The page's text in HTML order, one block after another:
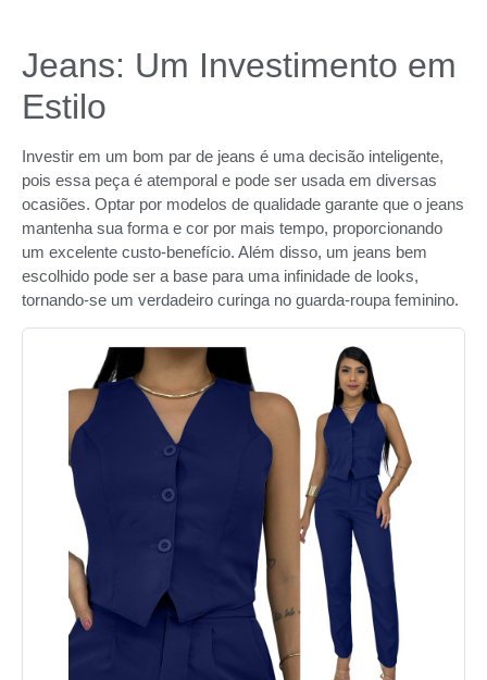
Jeans: Um Investimento em
Estilo
Investir em um bom par de jeans é uma decisão inteligente,
pois essa peça é atemporal e pode ser usada em diversas
ocasiões. Optar por modelos de qualidade garante que o jeans
mantenha sua forma e cor por mais tempo, proporcionando
um excelente custo-benefício. Além disso, um jeans bem
escolhido pode ser a base para uma infinidade de looks,
tornando-se um verdadeiro curinga no guarda-roupa feminino.